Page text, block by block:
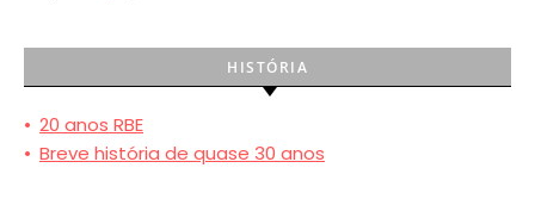
HISTÓRIA
• 20 anos RBE
• Breve história de quase 30 anos